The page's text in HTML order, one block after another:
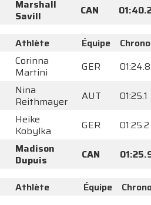
Marshall
Savill
CAN
Athlète Équipe
Chrono
Corinna
Martini
GER
01:24.8
Nina
Reithmayer
AUT
01:25.1
Heike
Kobylka
GER
01:25.2
Madison
Dupuis
CAN
Athlète Équipe